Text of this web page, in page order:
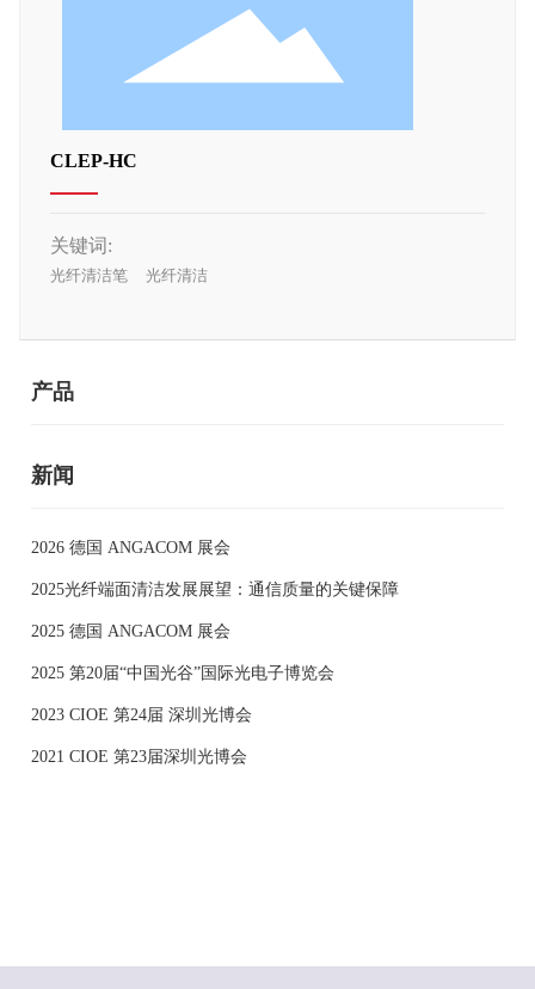
CLEP-HC
关键词:
光纤清洁笔 光纤清洁
产品
新闻
2026 德国 ANGACOM 展会
2025光纤端面清洁发展展望：通信质量的关键保障
2025 德国 ANGACOM 展会
2025 第20届“中国光谷”国际光电子博览会
2023 CIOE 第24届 深圳光博会
2021 CIOE 第23届深圳光博会